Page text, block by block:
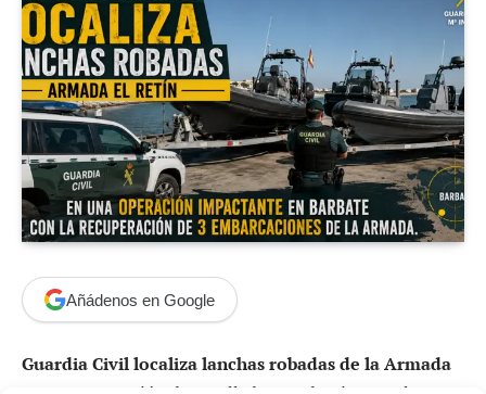
Añádenos en Google
Guardia Civil localiza lanchas robadas de la Armada